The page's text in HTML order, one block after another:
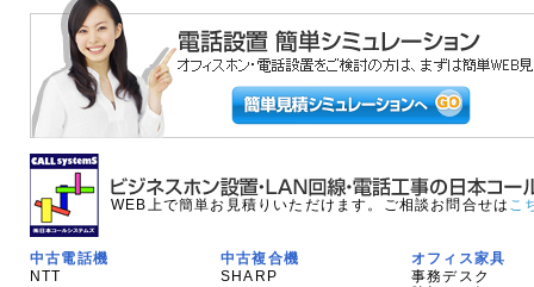
WEB上で簡単お見積りいただけます。ご相談お問合せは こ
中古電話機
NTT
中古複合機
SHARP
オフィス家具
事務デスク